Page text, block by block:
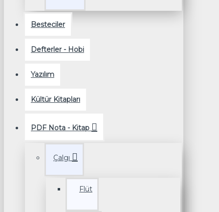
Besteciler
Defterler - Hobi
Yazılım
Kültür Kitapları
PDF Nota - Kitap
Çalgı
Flüt